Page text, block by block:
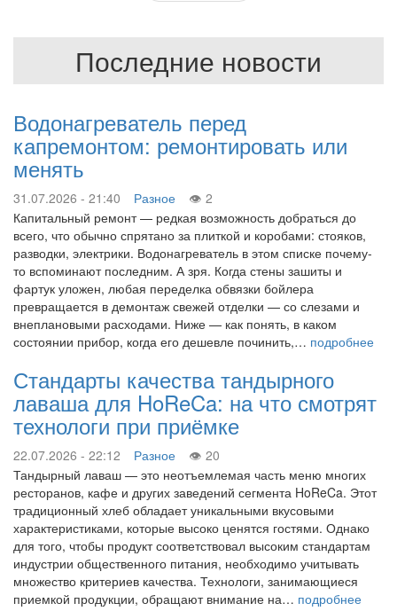
Последние новости
Водонагреватель перед
капремонтом: ремонтировать или
менять
31.07.2026 - 21:40 Разное
2
Капитальный ремонт — редкая возможность добраться до
всего, что обычно спрятано за плиткой и коробами: стояков,
разводки, электрики. Водонагреватель в этом списке почему-
то вспоминают последним. А зря. Когда стены зашиты и
фартук уложен, любая переделка обвязки бойлера
превращается в демонтаж свежей отделки — со слезами и
внеплановыми расходами. Ниже — как понять, в каком
состоянии прибор, когда его дешевле починить,… подробнее
Стандарты качества тандырного
лаваша для HoReCa: на что смотрят
технологи при приёмке
22.07.2026 - 22:12 Разное
20
Тандырный лаваш — это неотъемлемая часть меню многих
ресторанов, кафе и других заведений сегмента HoReCa. Этот
традиционный хлеб обладает уникальными вкусовыми
характеристиками, которые высоко ценятся гостями. Однако
для того, чтобы продукт соответствовал высоким стандартам
индустрии общественного питания, необходимо учитывать
множество критериев качества. Технологи, занимающиеся
приемкой продукции, обращают внимание на… подробнее